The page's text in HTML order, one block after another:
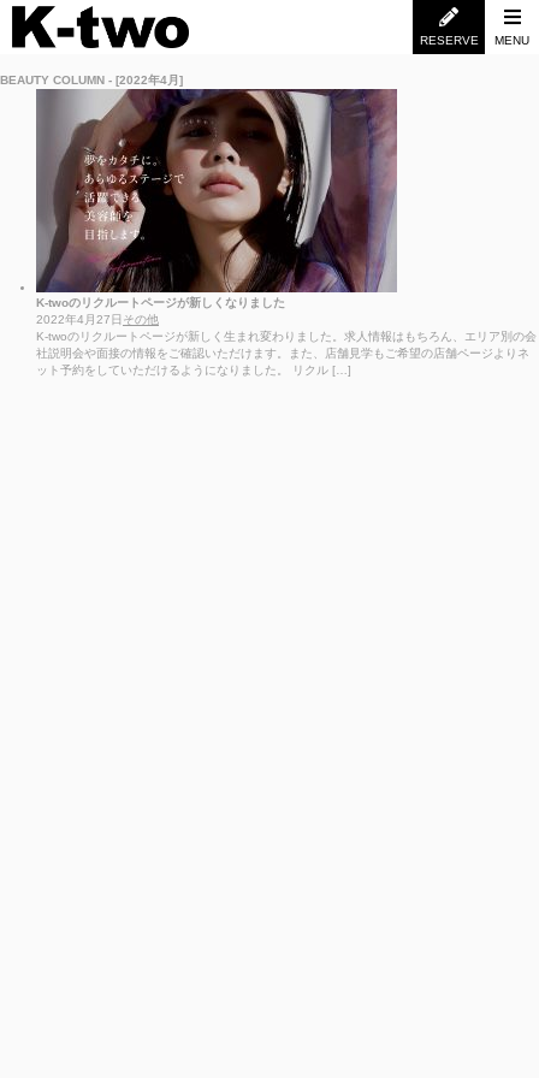
RESERVE MENU
BEAUTY COLUMN - [2022年4月]
K-twoのリクルートページが新しくなりました
2022年4月27日 その他
K-twoのリクルートページが新しく生まれ変わりました。求人情報はもちろん、エリア別の会
社説明会や面接の情報をご確認いただけます。また、店舗見学もご希望の店舗ページよりネ
ット予約をしていただけるようになりました。 リクル […]